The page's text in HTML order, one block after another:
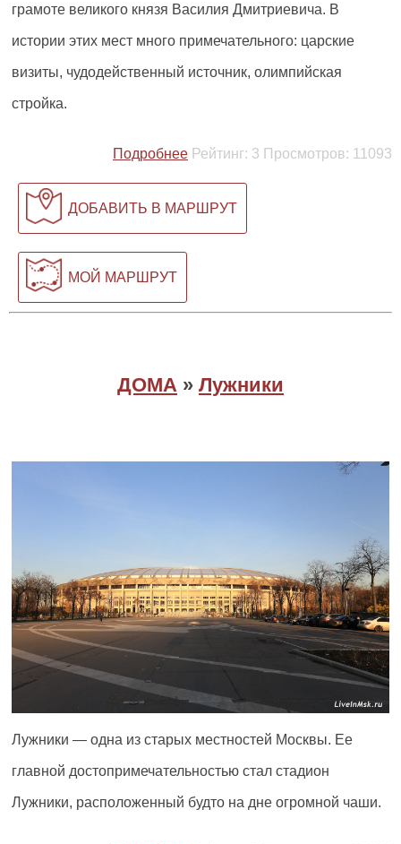
грамоте великого князя Василия Дмитриевича. В
истории этих мест много примечательного: царские
визиты, чудодейственный источник, олимпийская
стройка.
Подробнее Рейтинг: 3 Просмотров: 11093
ДОБАВИТЬ В МАРШРУТ
МОЙ МАРШРУТ
ДОМА » Лужники
Лужники — одна из старых местностей Москвы. Ее
главной достопримечательностью стал стадион
Лужники, расположенный будто на дне огромной чаши.